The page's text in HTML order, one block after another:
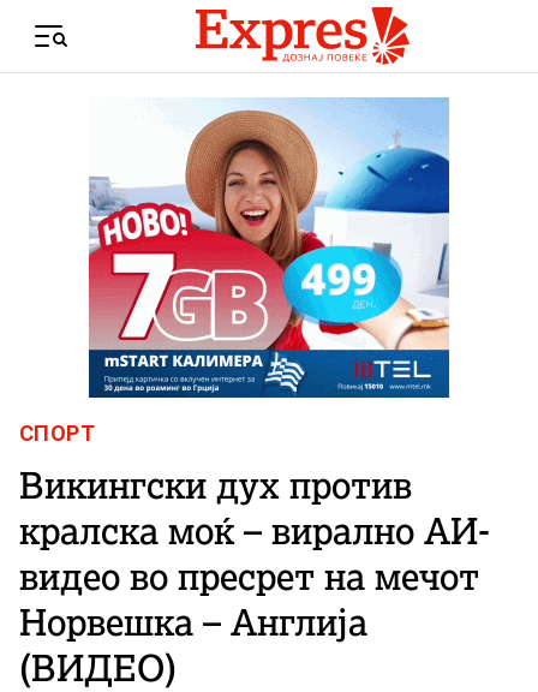
Menu
СПОРТ
Викингски дух против
кралска моќ – вирално АИ-
видео во пресрет на мечот
Норвешка – Англија
(ВИДЕО)